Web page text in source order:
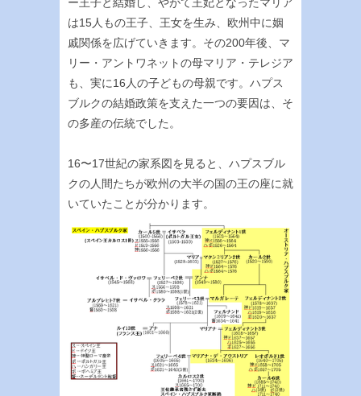
は15人もの王子、王女を生み、欧州中に姻
戚関係を広げていきます。その200年後、マ
リー・アントワネットの母マリア・テレジア
も、実に16人の子どもの母親です。ハプス
ブルクの結婚政策を支えた一つの要因は、そ
の多産の伝統でした。
16〜17世紀の家系図を見ると、ハプスブル
クの人間たちが欧州の大半の国の王の座に就
いていたことが分かります。